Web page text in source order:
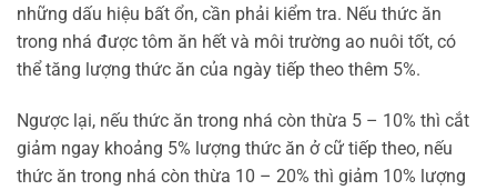
những dấu hiệu bất ổn, cần phải kiểm tra. Nếu thức ăn
trong nhá được tôm ăn hết và môi trường ao nuôi tốt, có
thể tăng lượng thức ăn của ngày tiếp theo thêm 5%.
Ngược lại, nếu thức ăn trong nhá còn thừa 5 – 10% thì cắt
giảm ngay khoảng 5% lượng thức ăn ở cữ tiếp theo, nếu
thức ăn trong nhá còn thừa 10 – 20% thì giảm 10% lượng